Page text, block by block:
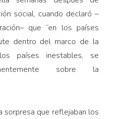
social, cuando declaró –
que “en los países
dentro del marco de la
países inestables, se
sobre la
sorpresa que reflejaban los